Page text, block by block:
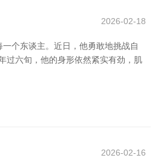
2026-02-18
个东谈主。近日，他勇敢地挑战自
过六旬，他的身形依然紧实有劲，肌
2026-02-16